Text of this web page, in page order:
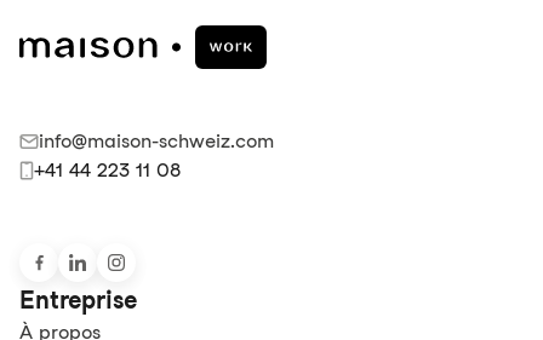
info@maison-schweiz.com
+41 44 223 11 08
Entreprise
À propos